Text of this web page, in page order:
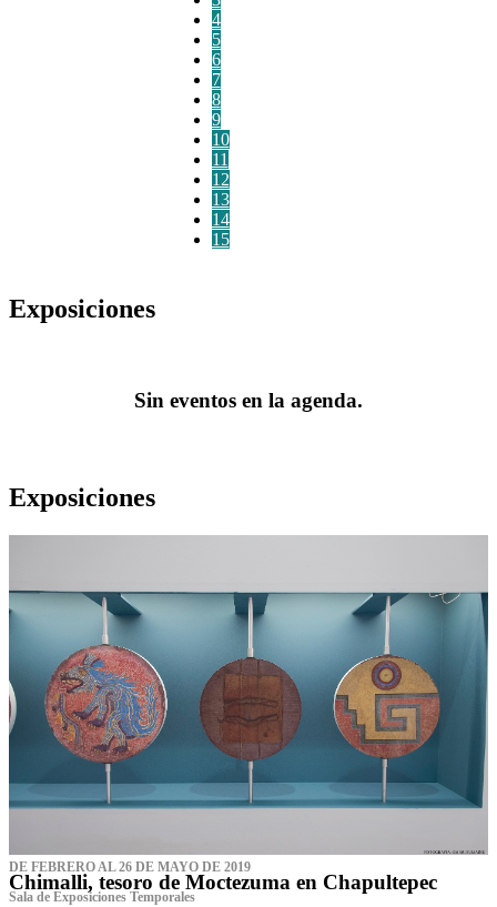
4
5
6
7
8
9
10
11
12
13
14
15
Exposiciones
Sin eventos en la agenda.
Exposiciones
DE FEBRERO AL 26 DE MAYO DE 2019
Chimalli, tesoro de Moctezuma en Chapultepec
Sala de Exposiciones Temporales